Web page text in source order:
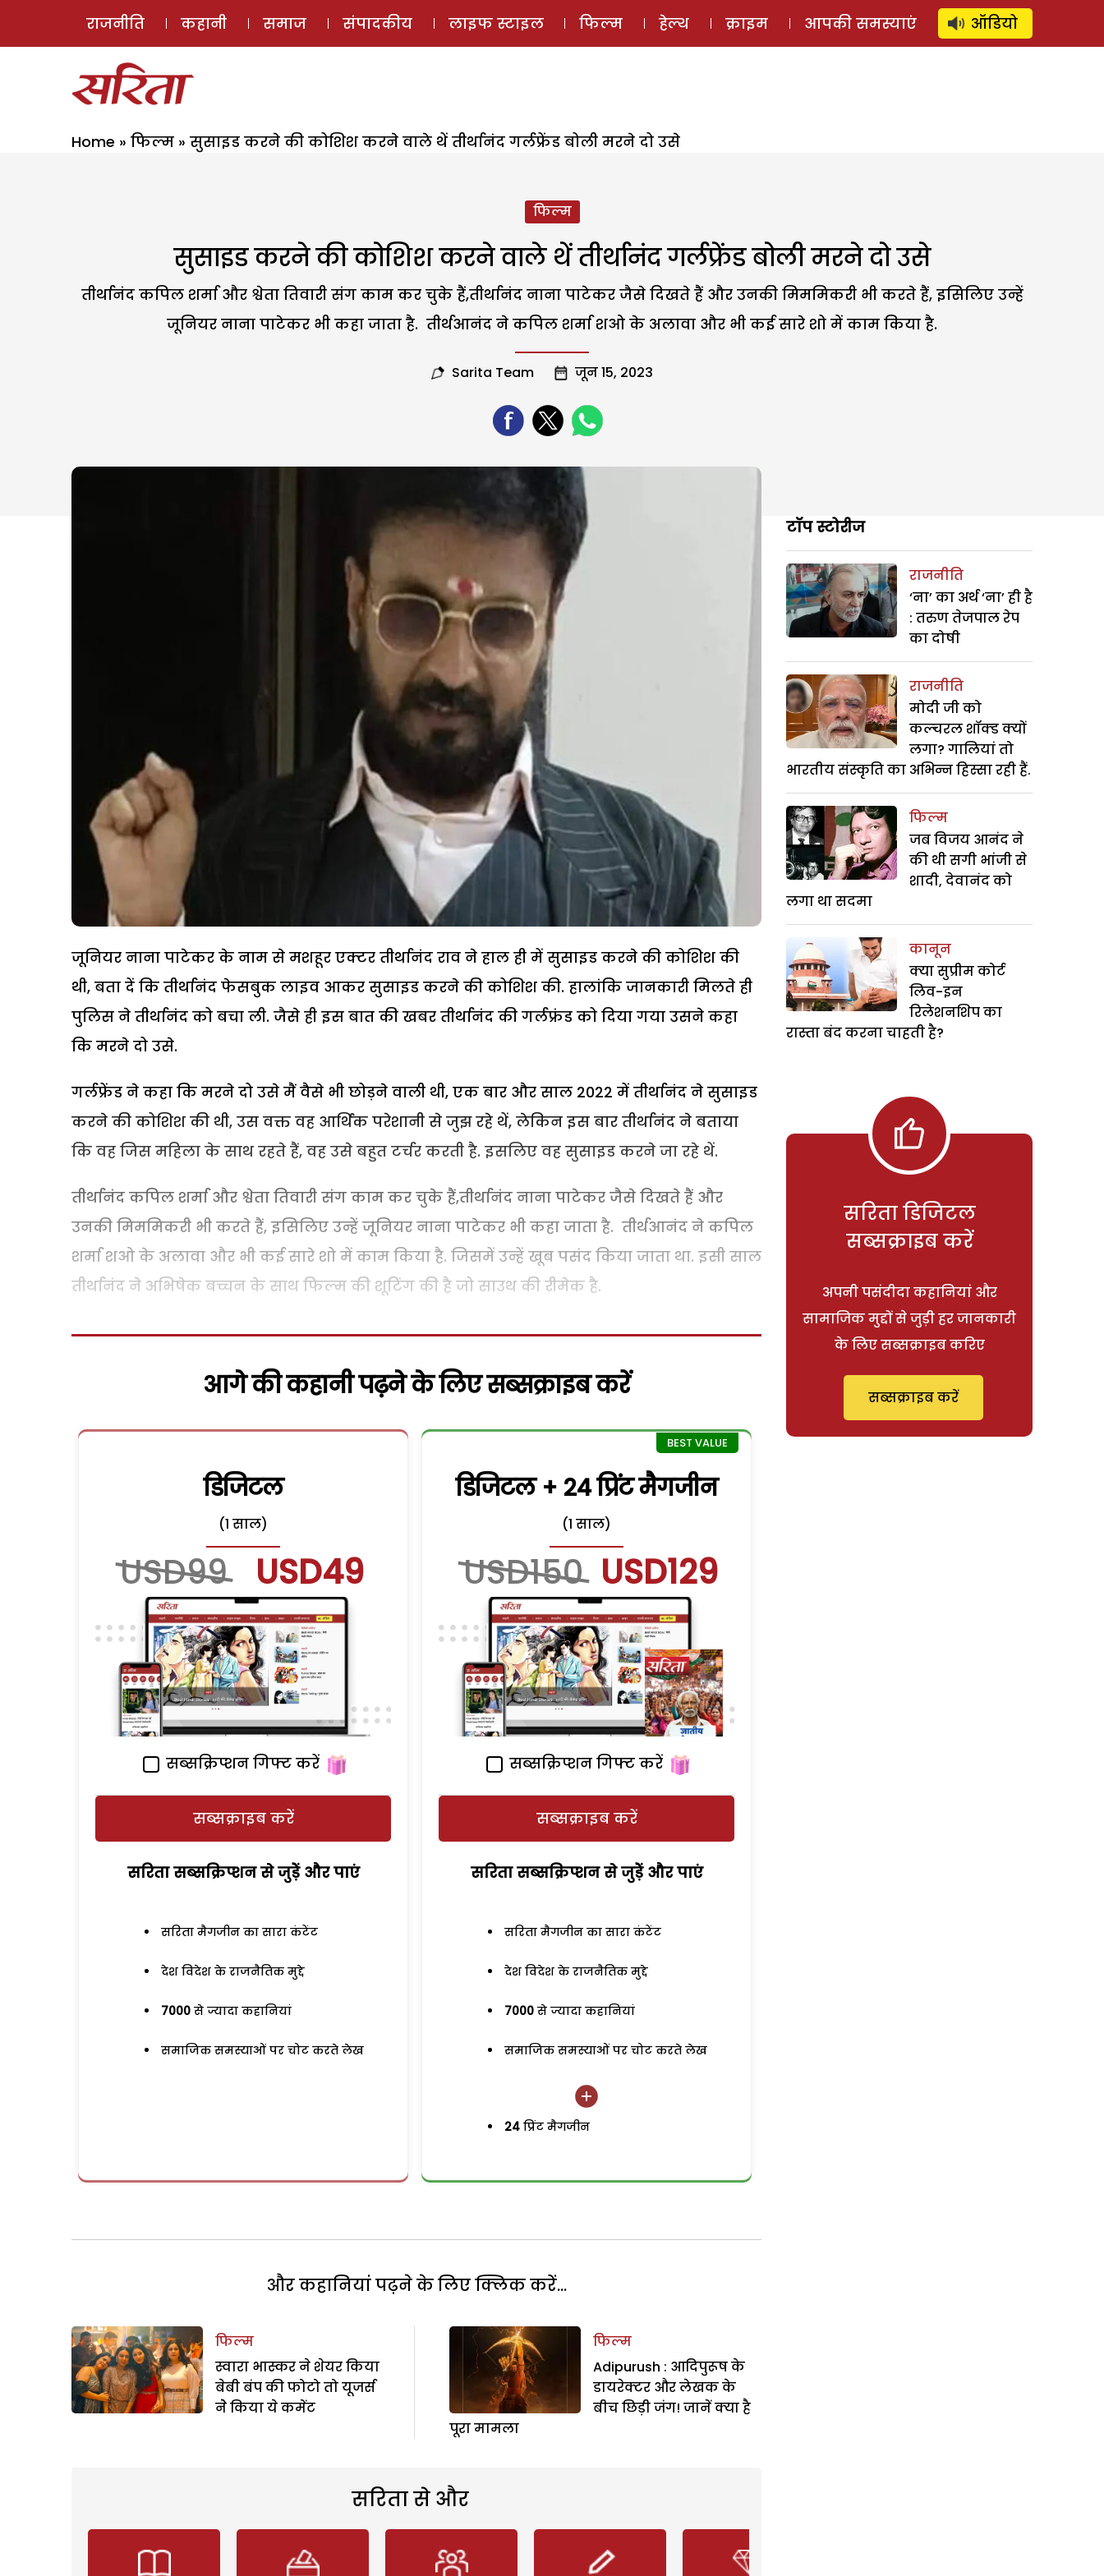
ई-मैगज़ीन ऑडियो स्टोरी लॉग इन ⚲ SUBSCRIBE
राजनीति कहानी समाज संपादकीय लाइफ स्टाइल फिल्म हेल्थ क्राइम आपकी समस्याएं ऑडियो
Home » फिल्म » सुसाइड करने की कोशिश करने वाले थें तीर्थानंद गर्लफ्रेंड बोली मरने दो उसे
फिल्म
सुसाइड करने की कोशिश करने वाले थें तीर्थानंद गर्लफ्रेंड बोली मरने दो उसे
तीर्थानंद कपिल शर्मा और श्वेता तिवारी संग काम कर चुके हैं,तीर्थानंद नाना पाटेकर जैसे दिखते हैं और उनकी मिममिकरी भी करते हैं, इसिलिए उन्हें
जूनियर नाना पाटेकर भी कहा जाता है. तीर्थआनंद ने कपिल शर्मा शओ के अलावा और भी कई सारे शो में काम किया है.
Sarita Team जून 15, 2023
जूनियर नाना पाटेकर के नाम से मशहूर एक्टर तीर्थानंद राव ने हाल ही में सुसाइड करने की कोशिश की
थी, बता दें कि तीर्थानंद फेसबुक लाइव आकर सुसाइड करने की कोशिश की. हालांकि जानकारी मिलते ही
पुलिस ने तीर्थानंद को बचा ली. जैसे ही इस बात की खबर तीर्थानंद की गर्लफ्रंड को दिया गया उसने कहा
कि मरने दो उसे.
गर्लफ्रेंड ने कहा कि मरने दो उसे मैं वैसे भी छोड़ने वाली थी, एक बार और साल 2022 में तीर्थानंद ने सुसाइड
करने की कोशिश की थी, उस वक्त वह आर्थिक परेशानी से जुझ रहे थें, लेकिन इस बार तीर्थानंद ने बताया
कि वह जिस महिला के साथ रहते हैं, वह उसे बहुत टर्चर करती है. इसलिए वह सुसाइड करने जा रहे थें.
तीर्थानंद कपिल शर्मा और श्वेता तिवारी संग काम कर चुके हैं,तीर्थानंद नाना पाटेकर जैसे दिखते हैं और
उनकी मिममिकरी भी करते हैं, इसिलिए उन्हें जूनियर नाना पाटेकर भी कहा जाता है. तीर्थआनंद ने कपिल
शर्मा शओ के अलावा और भी कई सारे शो में काम किया है. जिसमें उन्हें खूब पसंद किया जाता था. इसी साल
तीर्थानंद ने अभिषेक बच्चन के साथ फिल्म की शूटिंग की है जो साउथ की रीमेक है.
आगे की कहानी पढ़ने के लिए सब्सक्राइब करें
डिजिटल
(1 साल)
USD99 USD49
सब्सक्रिप्शन गिफ्ट करें
सब्सक्राइब करें
सरिता सब्सक्रिप्शन से जुड़ेें और पाएं
सरिता मैगजीन का सारा कंटेंट
देश विदेश के राजनैतिक मुद्दे
7000 से ज्यादा कहानियां
समाजिक समस्याओं पर चोट करते लेख
डिजिटल + 24 प्रिंट मैगजीन
(1 साल)
USD150 USD129
सब्सक्रिप्शन गिफ्ट करें
सब्सक्राइब करें
सरिता सब्सक्रिप्शन से जुड़ेें और पाएं
सरिता मैगजीन का सारा कंटेंट
देश विदेश के राजनैतिक मुद्दे
7000 से ज्यादा कहानियां
समाजिक समस्याओं पर चोट करते लेख
24 प्रिंट मैगजीन
और कहानियां पढ़ने के लिए क्लिक करें...
फिल्म
स्वारा भास्कर ने शेयर किया
बेबी बंप की फोटो तो यूजर्स
नेे किया ये कमेंट
फिल्म
Adipurush : आदिपुरूष के
डायरेक्टर और लेखक के
बीच छिड़ी जंग! जानें क्या है
पूरा मामला
सरिता से और
टॉप स्टोरीज
राजनीति
‘ना’ का अर्थ ‘ना’ ही है
: तरुण तेजपाल रेप
का दोषी
राजनीति
मोदी जी को
कल्चरल शॉक्ड क्यों
लगा? गालियां तो
भारतीय संस्कृति का अभिन्न हिस्सा रही हैं.
फिल्म
जब विजय आनंद ने
की थी सगी भांजी से
शादी, देवानंद को
लगा था सदमा
कानून
क्या सुप्रीम कोर्ट
लिव-इन
रिलेशनशिप का
रास्ता बंद करना चाहती है?
सरिता डिजिटल
सब्सक्राइब करें
अपनी पसंदीदा कहानियां और
सामाजिक मुद्दों से जुड़ी हर जानकारी
के लिए सब्सक्राइब करिए
सब्सक्राइब करें